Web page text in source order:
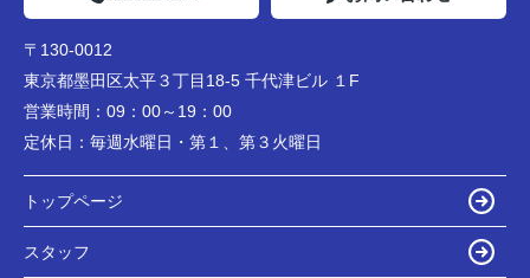
〒130-0012
東京都墨田区太平３丁目18-5 千代津ビル １F
営業時間： 09：00～19：00
定休日： 毎週水曜日・第１、第３火曜日
トップページ
スタッフ